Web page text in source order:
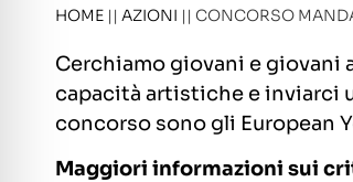
HOME || AZIONI || CONCORSO
Cerchiamo giovani e
capacità artistiche e inviarci
concorso sono gli European
Maggiori informazioni sui